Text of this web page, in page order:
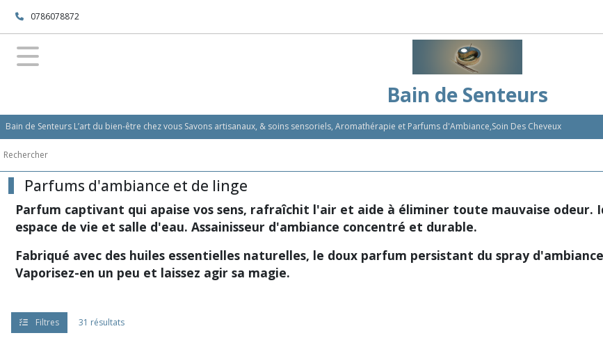
0786078872
Bain de Senteurs
Bain de Senteurs L’art du bien-être chez vous Savons artisanaux, & soins sensoriels, Aromathérapie et Parfums d'Ambiance,Soin Des Cheveux
Parfums d'ambiance et de linge
Parfum captivant qui apaise vos sens, rafraîchit l'air et aide à éliminer toute mauvaise odeur.
espace de vie et salle d'eau. Assainisseur d'ambiance concentré et durable.
Fabriqué avec des huiles essentielles naturelles, le doux parfum persistant du spray
Vaporisez-en un peu et laissez agir sa magie.
Filtres 31 résultats
Fermer
FILTRES
Parfums
d'ambiance
de
linge
(31)
Afficher
les
résultats